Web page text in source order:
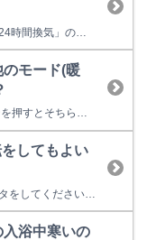
冬期など肌寒さ（気流感）を感じる場合は、「24時間換気」の換気風量を下げて運転をすることが出来ます。 製品によって以下の２通りの方法があります。 ・脱衣室のリモコンの「24時間換気」スイッチを押すたびに「標準」「冬期」と切り替わります。 ・脱衣室のリモコンの「入 標準/弱」スイッチを押すたびに「標準」「弱」と切り替わります。 通常は「標準」でご使用ください。
モード(暖
使用可能です。 暖房・乾燥・換気などのボタンを押すとそちらを優先するようになっています。 運転が終了すると24時間換気に戻ります。
してもよい
浴中寒いの